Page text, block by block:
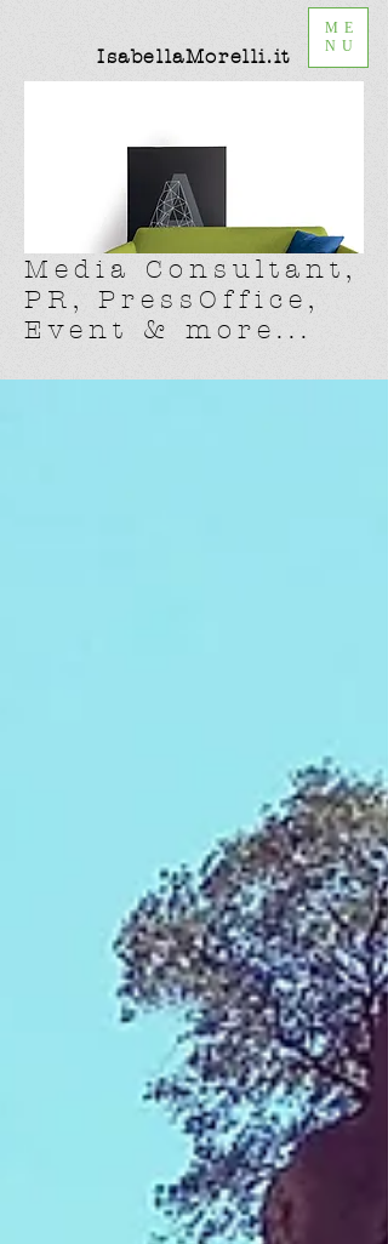
Media Consultant,
PR, PressOffice,
Event & more...
IsabellaMorelli.it
ME
NU